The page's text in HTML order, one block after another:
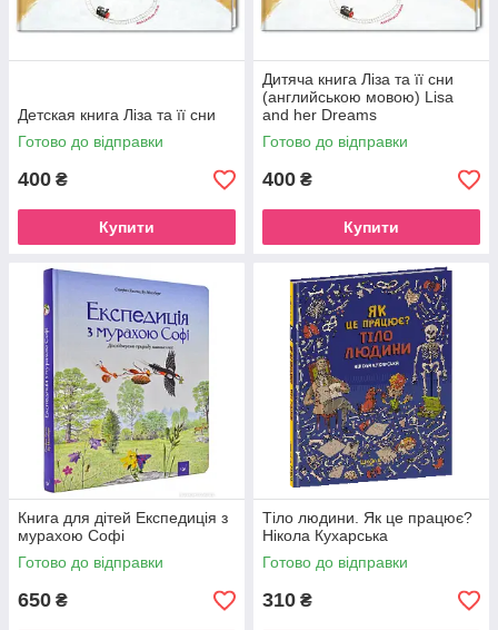
Детская книга Ліза та її сни
Готово до відправки
400 ₴
Купити
Дитяча книга Ліза та її сни
(английською мовою) Lisa
and her Dreams
Готово до відправки
400 ₴
Купити
Книга для дітей Експедиція з
мурахою Софі
Готово до відправки
650 ₴
Тіло людини. Як це працює?
Нікола Кухарська
Готово до відправки
310 ₴